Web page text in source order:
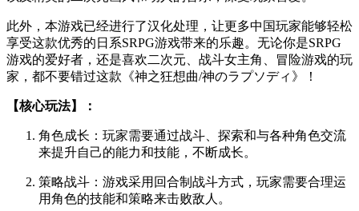
此外，本游戏已经进行了汉化处理，让更多中国玩家能够轻松
享受这款优秀的日系SRPG游戏带来的乐趣。无论你是SRPG
游戏的爱好者，还是喜欢二次元、战斗女主角、冒险游戏的玩
家，都不要错过这款《神之狂想曲/神のラプソディ》！
【核心玩法】：
角色成长：玩家需要通过战斗、探索和与各种角色交流
来提升自己的能力和技能，不断成长。
策略战斗：游戏采用回合制战斗方式，玩家需要合理运
用角色的技能和策略来击败敌人。